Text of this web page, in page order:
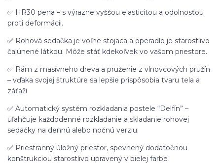
✅ HR30 pena – s výrazne vyššou elasticitou a odolnosťou
proti deformácii.
✅ Rohová sedačka je voľne stojaca a operadlo je starostlivo
čalúnené látkou. Môže stáť kdekoľvek vo vašom priestore.
✅ Rám z masívneho dreva a pruženie z vlnovcových pružín
– vďaka svojej štruktúre sa lepšie prispôsobia tvaru tela a
záťaži
✅ Automatický systém rozkladania postele “Delfín” –
uľahčuje každodenné rozkladanie a skladanie rohovej
sedačky na dennú alebo nočnú verziu.
✅ Priestranný úložný priestor, spevnený dodatočnou
konštrukciou starostlivo upravený v bielej farbe